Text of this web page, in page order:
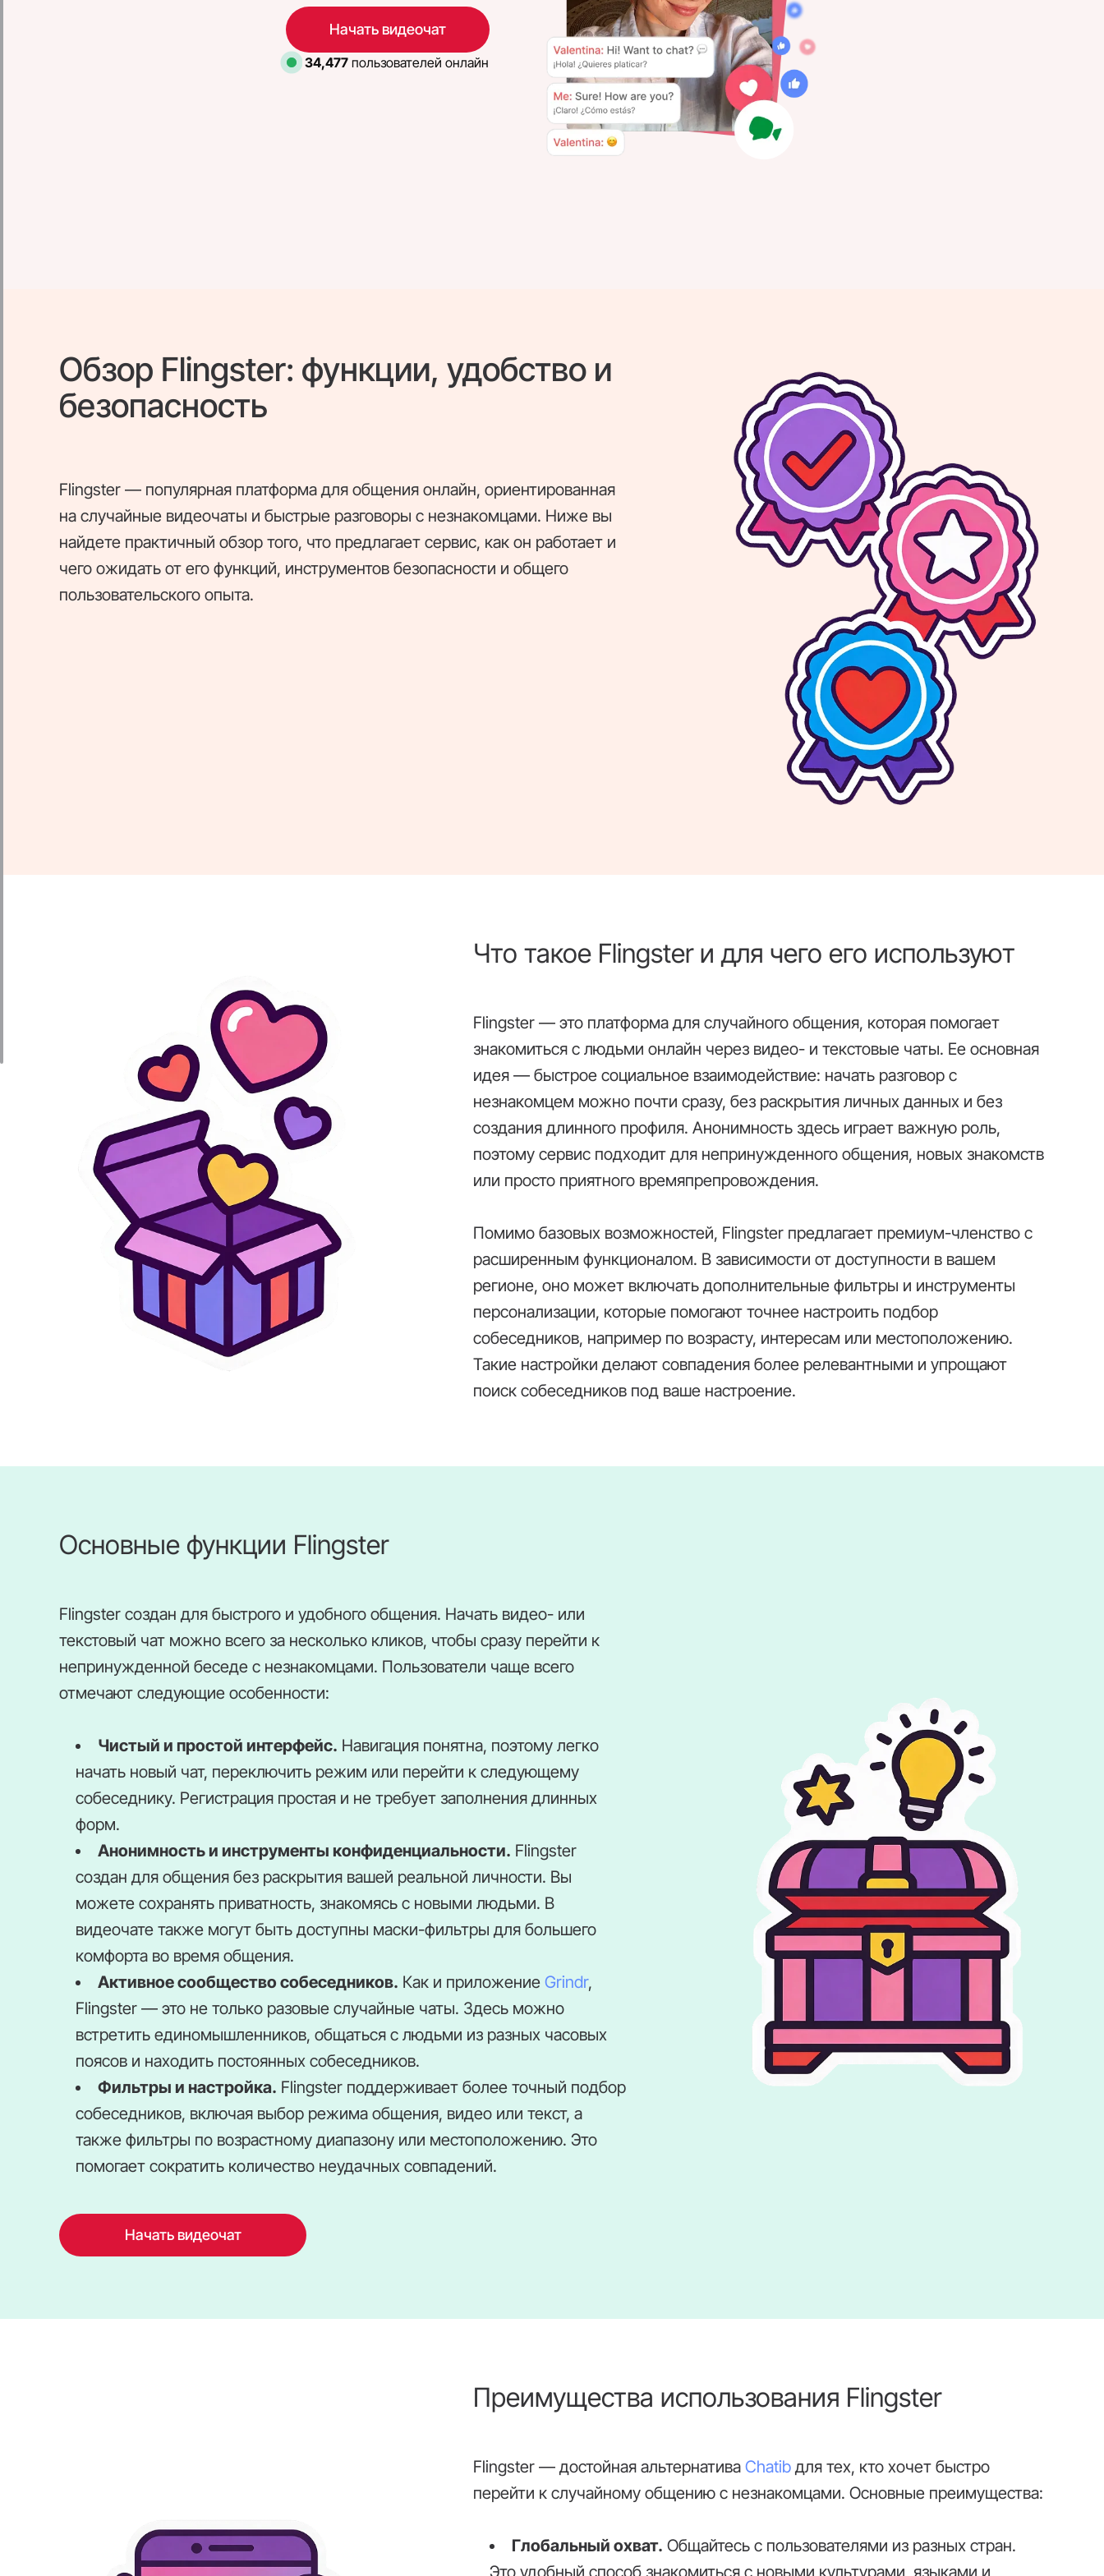
Начать видеочат
34,477пользователей онлайн
Обзор Flingster: функции, удобство и
безопасность
Flingster — популярная платформа для общения онлайн, ориентированная
на случайные видеочаты и быстрые разговоры с незнакомцами. Ниже вы
найдете практичный обзор того, что предлагает сервис, как он работает и
чего ожидать от его функций, инструментов безопасности и общего
пользовательского опыта.
Что такое Flingster и для чего его используют
Flingster — это платформа для случайного общения, которая помогает
знакомиться с людьми онлайн через видео- и текстовые чаты. Ее основная
идея — быстрое социальное взаимодействие: начать разговор с
незнакомцем можно почти сразу, без раскрытия личных данных и без
создания длинного профиля. Анонимность здесь играет важную роль,
поэтому сервис подходит для непринужденного общения, новых знакомств
или просто приятного времяпрепровождения.
Помимо базовых возможностей, Flingster предлагает премиум-членство с
расширенным функционалом. В зависимости от доступности в вашем
регионе, оно может включать дополнительные фильтры и инструменты
персонализации, которые помогают точнее настроить подбор
собеседников, например по возрасту, интересам или местоположению.
Такие настройки делают совпадения более релевантными и упрощают
поиск собеседников под ваше настроение.
Основные функции Flingster
Flingster создан для быстрого и удобного общения. Начать видео- или
текстовый чат можно всего за несколько кликов, чтобы сразу перейти к
непринужденной беседе с незнакомцами. Пользователи чаще всего
отмечают следующие особенности:
Чистый и простой интерфейс. Навигация понятна, поэтому легко
начать новый чат, переключить режим или перейти к следующему
собеседнику. Регистрация простая и не требует заполнения длинных
форм.
Анонимность и инструменты конфиденциальности. Flingster
создан для общения без раскрытия вашей реальной личности. Вы
можете сохранять приватность, знакомясь с новыми людьми. В
видеочате также могут быть доступны маски-фильтры для большего
комфорта во время общения.
Активное сообщество собеседников. Как и приложение Grindr,
Flingster — это не только разовые случайные чаты. Здесь можно
встретить единомышленников, общаться с людьми из разных часовых
поясов и находить постоянных собеседников.
Фильтры и настройка. Flingster поддерживает более точный подбор
собеседников, включая выбор режима общения, видео или текст, а
также фильтры по возрастному диапазону или местоположению. Это
помогает сократить количество неудачных совпадений.
Начать видеочат
Преимущества использования Flingster
Flingster — достойная альтернатива Chatib для тех, кто хочет быстро
перейти к случайному общению с незнакомцами. Основные преимущества:
Глобальный охват. Общайтесь с пользователями из разных стран.
Это удобный способ знакомиться с новыми культурами, языками и